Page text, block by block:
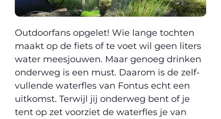
Outdoorfans opgelet! Wie lange tochten
maakt op de fiets of te voet wil geen liters
water meesjouwen. Maar genoeg drinken
onderweg is een must. Daarom is de zelf-
vullende waterfles van Fontus echt een
uitkomst. Terwijl jij onderweg bent of je
tent op zet voorziet de waterfles je van